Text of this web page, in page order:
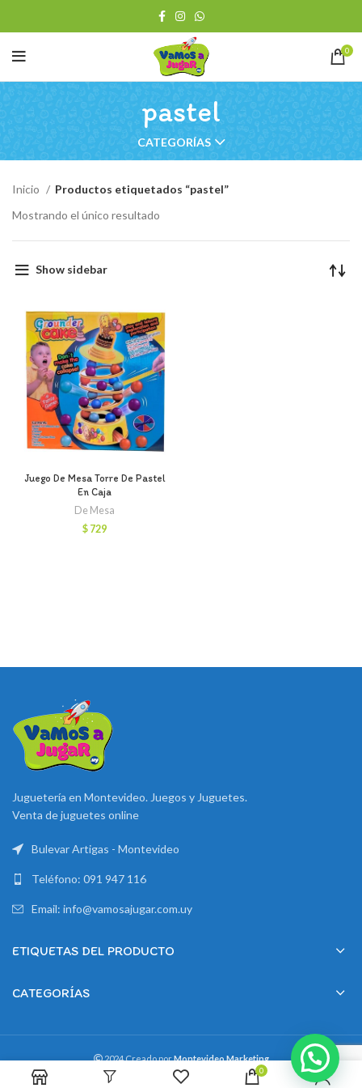
0
pastel
CATEGORÍAS
Inicio
Productos etiquetados “pastel”
Mostrando el único resultado
Show sidebar
Juego De Mesa Torre De Pastel
En Caja
De Mesa
$ 729
Juguetería en Montevideo. Juegos y Juguetes.
Venta de juguetes online
Bulevar Artigas - Montevideo
Teléfono: 091 947 116
Email: info@vamosajugar.com.uy
ETIQUETAS DEL PRODUCTO
CATEGORÍAS
2024 Creado porMontevideo Marketing
0